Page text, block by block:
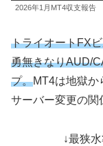
2026年1月MT4収支報告
トライオートFX
勇無きなりAUD/
プ。MT4は地獄か
サーバー変更の関
↓最狭